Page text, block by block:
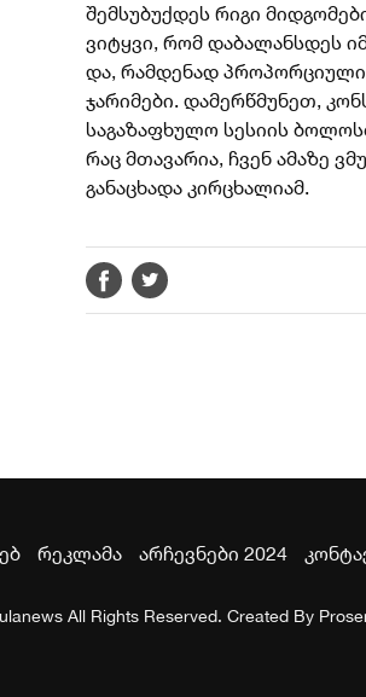
შემსუბუქდეს რიგი
ვიტყვი, რომ დაბალანსდეს
და, რამდენად
ჯარიმები. დამერწმუნეთ,
საგაზაფხულო სესიის
რაც მთავარია, ჩვენ ამაზე
განაცხადა კირცხალიამ.
რეკლამა არჩევნები 2024
All Rights Reserved. Created By